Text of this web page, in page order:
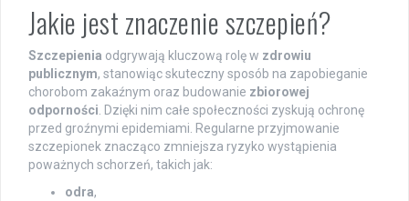
Jakie jest znaczenie szczepień?
Szczepienia odgrywają kluczową rolę w zdrowiu
publicznym, stanowiąc skuteczny sposób na zapobieganie
chorobom zakaźnym oraz budowanie zbiorowej
odporności . Dzięki nim całe społeczności zyskują ochronę
przed groźnymi epidemiami. Regularne przyjmowanie
szczepionek znacząco zmniejsza ryzyko wystąpienia
poważnych schorzeń, takich jak:
odra,